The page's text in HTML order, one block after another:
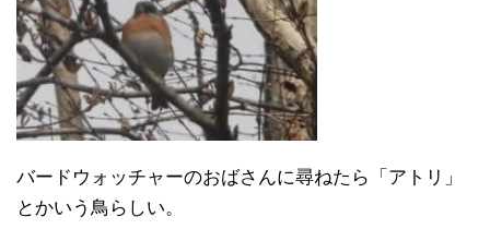
バードウォッチャーのおばさんに尋ねたら「アトリ」
とかいう鳥らしい。